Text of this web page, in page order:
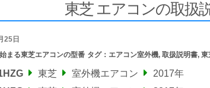
東芝 エアコンの取扱
25日
まる東芝エアコンの型番 タグ： エアコン室外機, 取扱説明書, 東
東芝 室外機エアコン
2017年